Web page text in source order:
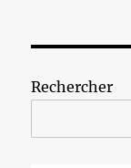
Rechercher